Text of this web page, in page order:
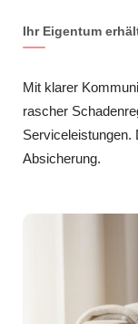
Ihr Eigentum
Mit klarer
rascher
Serviceleistungen.
Absicherung.